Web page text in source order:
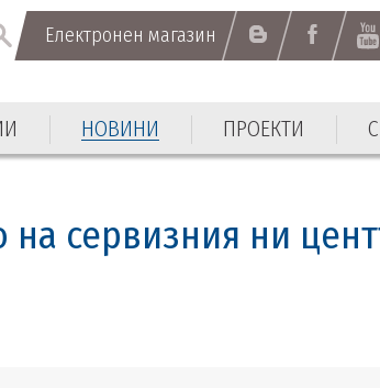
Електронен магазин
НОВИНИ ПРОЕКТИ
Електронен магазин
сервизния ни